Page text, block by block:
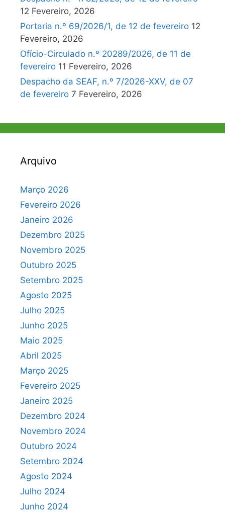
12 Fevereiro, 2026
Portaria n.º 69/2026/1, de 12 de fevereiro 12
Fevereiro, 2026
Ofício-Circulado n.º 20289/2026, de 11 de
fevereiro 11 Fevereiro, 2026
Despacho da SEAF, n.º 7/2026-XXV, de 07
de fevereiro 7 Fevereiro, 2026
Arquivo
Março 2026
Fevereiro 2026
Janeiro 2026
Dezembro 2025
Novembro 2025
Outubro 2025
Setembro 2025
Agosto 2025
Julho 2025
Junho 2025
Maio 2025
Abril 2025
Março 2025
Fevereiro 2025
Janeiro 2025
Dezembro 2024
Novembro 2024
Outubro 2024
Setembro 2024
Agosto 2024
Julho 2024
Junho 2024